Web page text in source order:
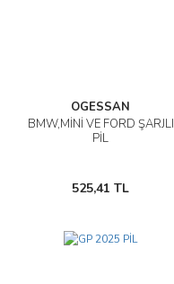
OGESSAN
BMW,MİNİ VE FORD ŞARJLI
PİL
525,41 TL